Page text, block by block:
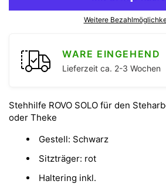
Weitere
WARE EINGEHEND
Lieferzeit ca. 2-3 Wochen
Stehhilfe ROVO SOLO für den
oder Theke
Gestell: Schwarz
Sitzträger: rot
Haltering inkl.